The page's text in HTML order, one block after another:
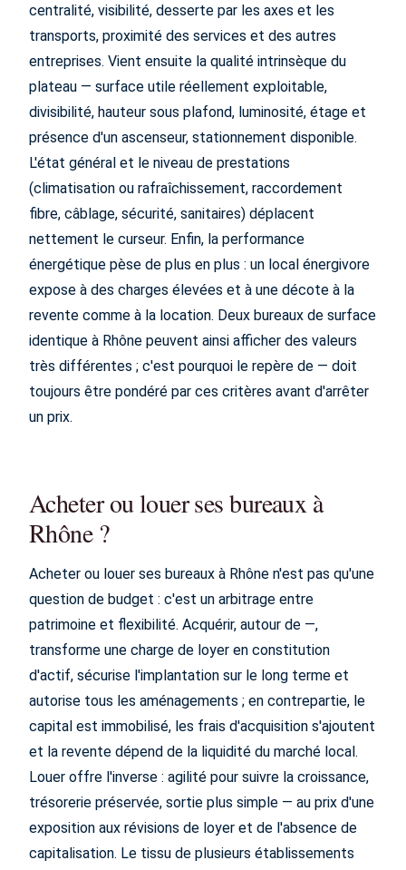
centralité, visibilité, desserte par les axes et les
transports, proximité des services et des autres
entreprises. Vient ensuite la qualité intrinsèque du
plateau — surface utile réellement exploitable,
divisibilité, hauteur sous plafond, luminosité, étage et
présence d'un ascenseur, stationnement disponible.
L'état général et le niveau de prestations
(climatisation ou rafraîchissement, raccordement
fibre, câblage, sécurité, sanitaires) déplacent
nettement le curseur. Enfin, la performance
énergétique pèse de plus en plus : un local énergivore
expose à des charges élevées et à une décote à la
revente comme à la location. Deux bureaux de surface
identique à Rhône peuvent ainsi afficher des valeurs
très différentes ; c'est pourquoi le repère de — doit
toujours être pondéré par ces critères avant d'arrêter
un prix.
Acheter ou louer ses bureaux à
Rhône ?
Acheter ou louer ses bureaux à Rhône n'est pas qu'une
question de budget : c'est un arbitrage entre
patrimoine et flexibilité. Acquérir, autour de —,
transforme une charge de loyer en constitution
d'actif, sécurise l'implantation sur le long terme et
autorise tous les aménagements ; en contrepartie, le
capital est immobilisé, les frais d'acquisition s'ajoutent
et la revente dépend de la liquidité du marché local.
Louer offre l'inverse : agilité pour suivre la croissance,
trésorerie préservée, sortie plus simple — au prix d'une
exposition aux révisions de loyer et de l'absence de
capitalisation. Le tissu de plusieurs établissements